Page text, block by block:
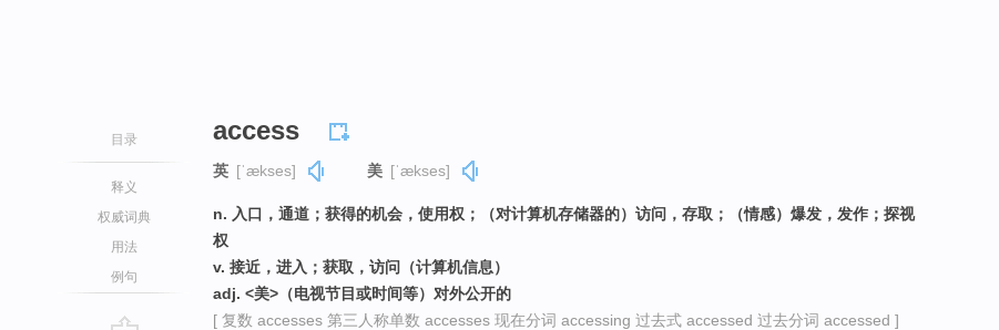
目录
释义
权威词典
用法
例句
access
英 [ˈækses] 美 [ˈækses]
n. 入口，通道；获得的机会，使用权；（对计算机存储器的）访问，存取；（情感）爆发，发作；探视
权
v. 接近，进入；获取，访问（计算机信息）
adj. <美>（电视节目或时间等）对外公开的
[ 复数 accesses 第三人称单数 accesses 现在分词 accessing 过去式 accessed 过去分词 accessed ]